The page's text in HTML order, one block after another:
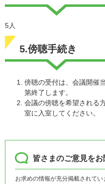
5人
5.傍聴手続き
傍聴の受付は、会議開催
第終了します。
会議の傍聴を希望される
室に入室してください。
皆さまのご意見を
お求めの情報が充分掲載されてい